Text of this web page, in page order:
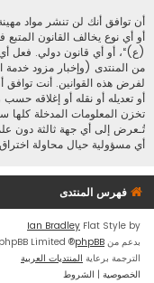
أن توافق أنك لن تنشر مواد
أو أي نوع يخالف القانون
(ع)“، أو أي قانون دولي. فعل
من المنتدى (وإخبار مزود خدمة
لفرض هذه القوانين. أنت
أو تعديله أو نقله أو إغلاقه
تخزن المعلومات المدخلة كلها
أي مسؤولية حيال محاولة
فهرس المنتدى
Flat Style by
Ian Bradley
بدعم من phpBB
® Forum Software © phpBB Limited
الترجمة برعاية المنتديات العربية
الخصوصية | الشروط